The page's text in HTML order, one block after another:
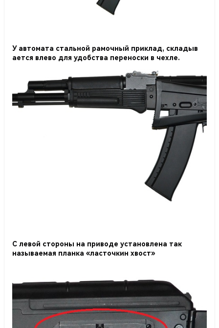
У автомата стальной рамочный приклад, складыв
ается влево для удобства переноски в чехле.
С левой стороны на приводе установлена так
называемая планка «ласточкин хвост»